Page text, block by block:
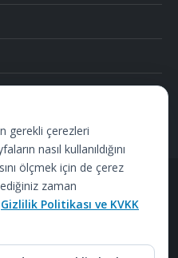
saklıdır. ·
Merkezibünyesinde
gerekli çerezleri
nasıl kullanıldığını
ölçmek için de çerez
zaman
Gizlilik Politikası ve KVKK